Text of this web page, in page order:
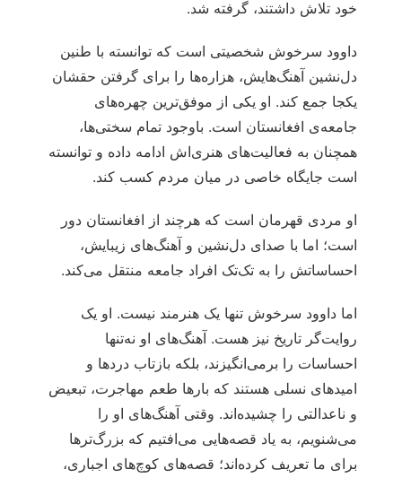
خود تلاش داشتند، گرفته شد.
داوود سرخوش شخصیتی است که توانسته با طنین
دل‌نشین آهنگ‌هایش، هزاره‌ها را برای گرفتن حقشان
یکجا جمع کند. او یکی از موفق‌ترین چهره‌های
جامعه‌ی افغانستان است. باوجود تمام سختی‌ها،
همچنان به فعالیت‌های هنری‌اش ادامه داده و توانسته
است جایگاه خاصی در میان مردم کسب کند.
او مردی قهرمان است که هرچند از افغانستان دور
است؛ اما با صدای دل‌نشین و آهنگ‌های زیبایش،
احساساتش را به تک‌تک افراد جامعه منتقل می‌کند.
اما داوود سرخوش تنها یک هنرمند نیست. او یک
روایت‌گر تاریخ نیز هست. آهنگ‌های او نه‌تنها
احساسات را برمی‌انگیزند، بلکه بازتاب دردها و
امیدهای نسلی هستند که بارها طعم مهاجرت، تبعیض
و ناعدالتی را چشیده‌اند. وقتی آهنگ‌های او را
می‌شنویم، به یاد قصه‌هایی می‌افتیم که بزرگ‌ترها
برای ما تعریف کرده‌اند؛ قصه‌های کوچ‌های اجباری،